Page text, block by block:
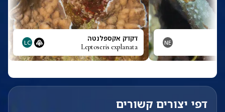
NE דקדק אקספלנטה
Leptoseris explanata
LC
דפי יצורים קשורים